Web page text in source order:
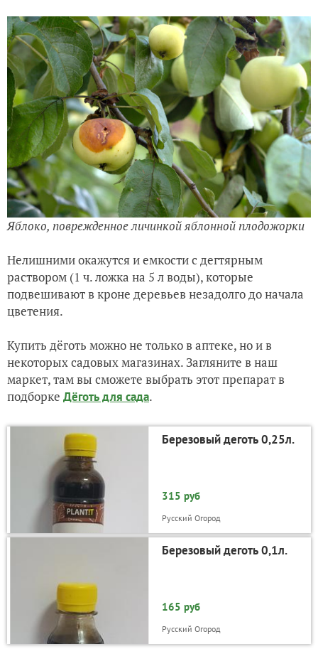
Яблоко, поврежденное личинкой яблонной плодожорки
Нелишними окажутся и емкости с дегтярным
раствором (1 ч. ложка на 5 л воды), которые
подвешивают в кроне деревьев незадолго до начала
цветения.
Купить дёготь можно не только в аптеке, но и в
некоторых садовых магазинах. Загляните в наш
маркет, там вы сможете выбрать этот препарат в
подборке Дёготь для сада.
Березовый деготь 0,25л.
315 руб
Русский Огород
Березовый деготь 0,1л.
165 руб
Русский Огород